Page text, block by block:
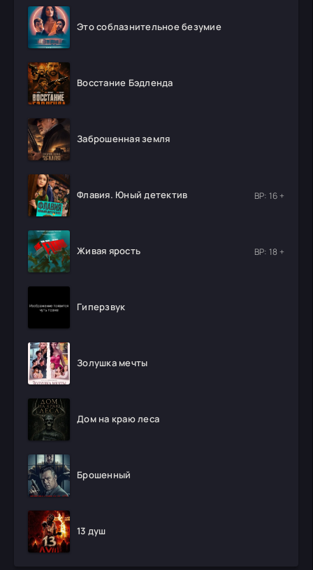
Это соблазнительное безумие
Восстание Бэдленда
Заброшенная земля
Флавия. Юный детектив ВР: 16 +
Живая ярость ВР: 18 +
Гиперзвук
Золушка мечты
Дом на краю леса
Брошенный
13 душ